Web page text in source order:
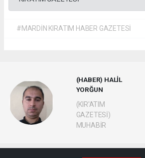
#MARDİN KIRATIM HABER GAZETESİ
(HABER) HALİL
YORĞUN
(KIR'ATIM
GAZETESİ)
MUHABİR